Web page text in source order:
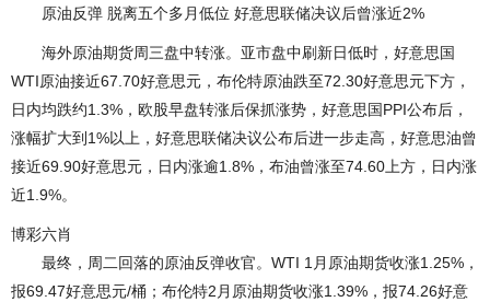
原油反弹 脱离五个多月低位 好意思联储决议后曾涨近2%
海外原油期货周三盘中转涨。亚市盘中刷新日低时，好意思国
WTI原油接近67.70好意思元，布伦特原油跌至72.30好意思元下方，
日内均跌约1.3%，欧股早盘转涨后保抓涨势，好意思国PPI公布后，
涨幅扩大到1%以上，好意思联储决议公布后进一步走高，好意思油曾
接近69.90好意思元，日内涨逾1.8%，布油曾涨至74.60上方，日内涨
近1.9%。
博彩六肖
最终，周二回落的原油反弹收官。WTI 1月原油期货收涨1.25%，
报69.47好意思元/桶；布伦特2月原油期货收涨1.39%，报74.26好意